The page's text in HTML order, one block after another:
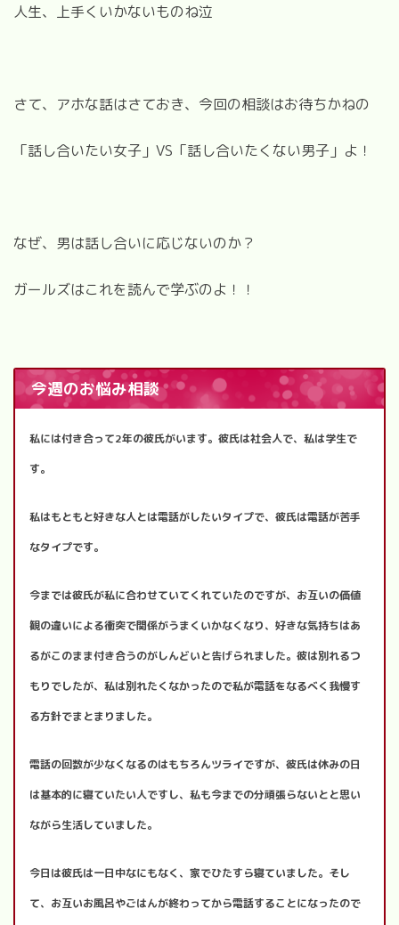
人生、上手くいかないものね泣
さて、アホな話はさておき、今回の相談はお待ちかねの
「話し合いたい女子」VS「話し合いたくない男子」よ！
なぜ、男は話し合いに応じないのか？
ガールズはこれを読んで学ぶのよ！！
今週のお悩み相談
私には付き合って2年の彼氏がいます。彼氏は社会人で、私は学生で
す。
私はもともと好きな人とは電話がしたいタイプで、彼氏は電話が苦手
なタイプです。
今までは彼氏が私に合わせていてくれていたのですが、お互いの価値
観の違いによる衝突で関係がうまくいかなくなり、好きな気持ちはあ
るがこのまま付き合うのがしんどいと告げられました。彼は別れるつ
もりでしたが、私は別れたくなかったので私が電話をなるべく我慢す
る方針でまとまりました。
電話の回数が少なくなるのはもちろんツライですが、彼氏は休みの日
は基本的に寝ていたい人ですし、私も今までの分頑張らないとと思い
ながら生活していました。
今日は彼氏は一日中なにもなく、家でひたすら寝ていました。そし
て、お互いお風呂やごはんが終わってから電話することになったので